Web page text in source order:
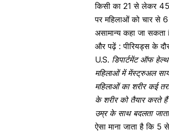
किसी का 21 से लेकर 45
परमहिलाओं को चार से
असामान्य कहा जा सकता
और पढ़ें :पीरियड्स के
U.S. डिपार्टमेंट ऑफ
महिलाओं में मेंस्ट्रुअल
महिलाओं का शरीर कई
के शरीर को तैयार करते
उम्र के साथ बदलता
ऐसा माना जाता है कि